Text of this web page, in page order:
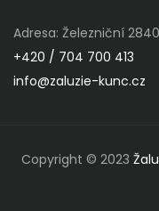
Adresa: Železniční
+420 / 704 700 413
info@zaluzie-kunc.cz
Copyright © 2023